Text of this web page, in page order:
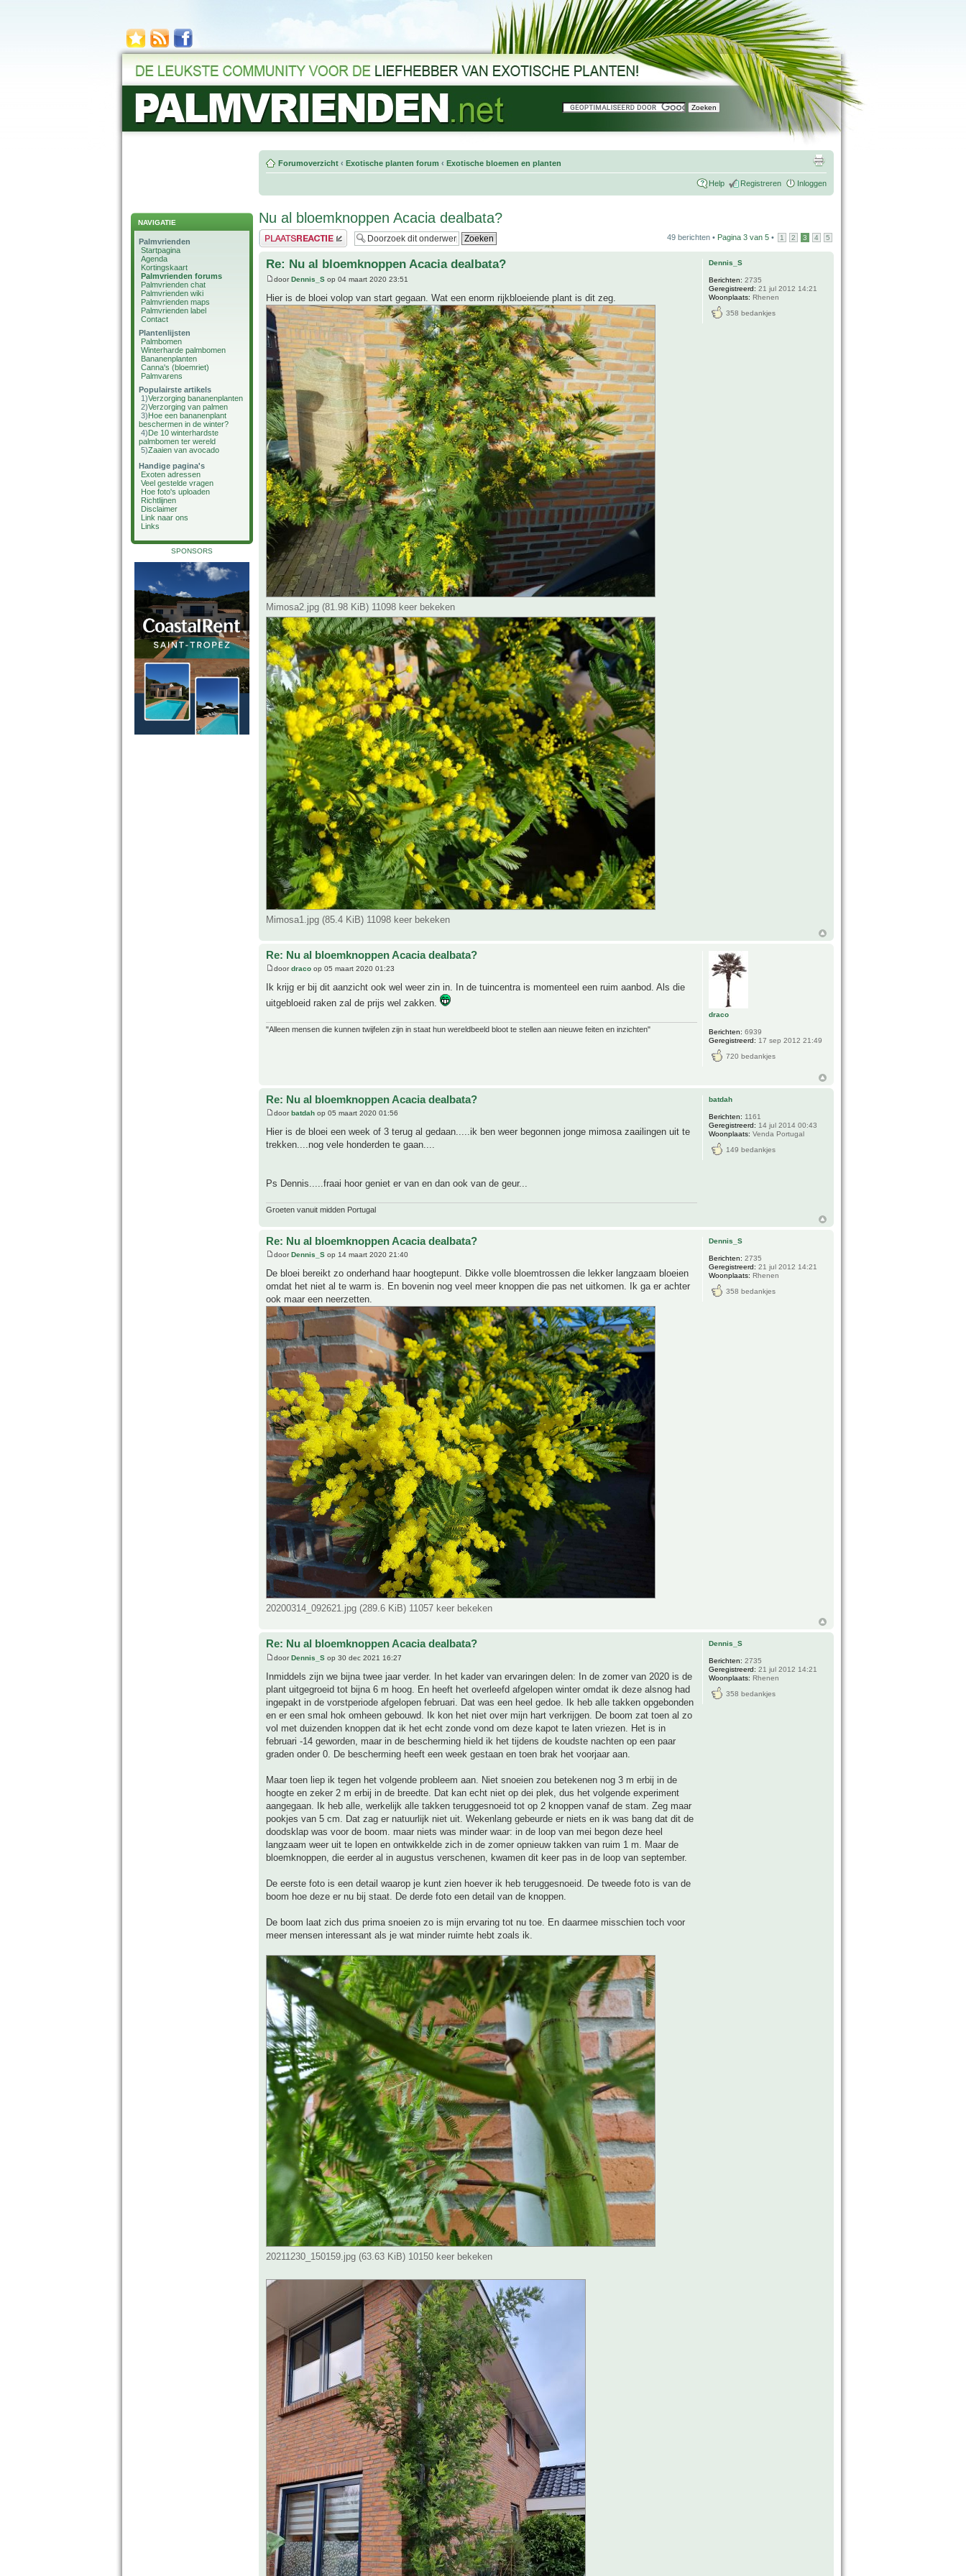
NAVIGATIE
Palmvrienden
Startpagina
Agenda
Kortingskaart
Palmvrienden forums
Palmvrienden chat
Palmvrienden wiki
Palmvrienden maps
Palmvrienden label
Contact
Plantenlijsten
Palmbomen
Winterharde palmbomen
Bananenplanten
Canna's (bloemriet)
Palmvarens
Populairste artikels
1)Verzorging bananenplanten
2)Verzorging van palmen
3)Hoe een bananenplant
beschermen in de winter?
4)De 10 winterhardste
palmbomen ter wereld
5)Zaaien van avocado
Handige pagina's
Exoten adressen
Veel gestelde vragen
Hoe foto's uploaden
Richtlijnen
Disclaimer
Link naar ons
Links
SPONSORS
Forumoverzicht ‹ Exotische planten forum ‹ Exotische bloemen en planten
Help Registreren Inloggen
Nu al bloemknoppen Acacia dealbata?
Plaats een reactie 49 berichten • Pagina 3 van 5 • 1 2 3 4 5
Re: Nu al bloemknoppen Acacia dealbata?
doorDennis_S op 04 maart 2020 23:51
Hier is de bloei volop van start gegaan. Wat een enorm rijkbloeiende plant is dit zeg.
Mimosa2.jpg (81.98 KiB) 11098 keer bekeken
Mimosa1.jpg (85.4 KiB) 11098 keer bekeken
Dennis_S
Berichten: 2735
Geregistreerd: 21 jul 2012 14:21
Woonplaats: Rhenen
358 bedankjes
Re: Nu al bloemknoppen Acacia dealbata?
doordraco op 05 maart 2020 01:23
Ik krijg er bij dit aanzicht ook wel weer zin in. In de tuincentra is momenteel een ruim aanbod. Als die
uitgebloeid raken zal de prijs wel zakken.
"Alleen mensen die kunnen twijfelen zijn in staat hun wereldbeeld bloot te stellen aan nieuwe feiten en inzichten"
draco
Berichten: 6939
Geregistreerd: 17 sep 2012 21:49
720 bedankjes
Re: Nu al bloemknoppen Acacia dealbata?
doorbatdah op 05 maart 2020 01:56
Hier is de bloei een week of 3 terug al gedaan.....ik ben weer begonnen jonge mimosa zaailingen uit te
trekken....nog vele honderden te gaan....
Ps Dennis.....fraai hoor geniet er van en dan ook van de geur...
Groeten vanuit midden Portugal
batdah
Berichten: 1161
Geregistreerd: 14 jul 2014 00:43
Woonplaats: Venda Portugal
149 bedankjes
Re: Nu al bloemknoppen Acacia dealbata?
doorDennis_S op 14 maart 2020 21:40
De bloei bereikt zo onderhand haar hoogtepunt. Dikke volle bloemtrossen die lekker langzaam bloeien
omdat het niet al te warm is. En bovenin nog veel meer knoppen die pas net uitkomen. Ik ga er achter
ook maar een neerzetten.
20200314_092621.jpg (289.6 KiB) 11057 keer bekeken
Dennis_S
Berichten: 2735
Geregistreerd: 21 jul 2012 14:21
Woonplaats: Rhenen
358 bedankjes
Re: Nu al bloemknoppen Acacia dealbata?
doorDennis_S op 30 dec 2021 16:27
Inmiddels zijn we bijna twee jaar verder. In het kader van ervaringen delen: In de zomer van 2020 is de
plant uitgegroeid tot bijna 6 m hoog. En heeft het overleefd afgelopen winter omdat ik deze alsnog had
ingepakt in de vorstperiode afgelopen februari. Dat was een heel gedoe. Ik heb alle takken opgebonden
en er een smal hok omheen gebouwd. Ik kon het niet over mijn hart verkrijgen. De boom zat toen al zo
vol met duizenden knoppen dat ik het echt zonde vond om deze kapot te laten vriezen. Het is in
februari -14 geworden, maar in de bescherming hield ik het tijdens de koudste nachten op een paar
graden onder 0. De bescherming heeft een week gestaan en toen brak het voorjaar aan.
Maar toen liep ik tegen het volgende probleem aan. Niet snoeien zou betekenen nog 3 m erbij in de
hoogte en zeker 2 m erbij in de breedte. Dat kan echt niet op dei plek, dus het volgende experiment
aangegaan. Ik heb alle, werkelijk alle takken teruggesnoeid tot op 2 knoppen vanaf de stam. Zeg maar
pookjes van 5 cm. Dat zag er natuurlijk niet uit. Wekenlang gebeurde er niets en ik was bang dat dit de
doodsklap was voor de boom. maar niets was minder waar: in de loop van mei begon deze heel
langzaam weer uit te lopen en ontwikkelde zich in de zomer opnieuw takken van ruim 1 m. Maar de
bloemknoppen, die eerder al in augustus verschenen, kwamen dit keer pas in de loop van september.
De eerste foto is een detail waarop je kunt zien hoever ik heb teruggesnoeid. De tweede foto is van de
boom hoe deze er nu bij staat. De derde foto een detail van de knoppen.
De boom laat zich dus prima snoeien zo is mijn ervaring tot nu toe. En daarmee misschien toch voor
meer mensen interessant als je wat minder ruimte hebt zoals ik.
20211230_150159.jpg (63.63 KiB) 10150 keer bekeken
Dennis_S
Berichten: 2735
Geregistreerd: 21 jul 2012 14:21
Woonplaats: Rhenen
358 bedankjes